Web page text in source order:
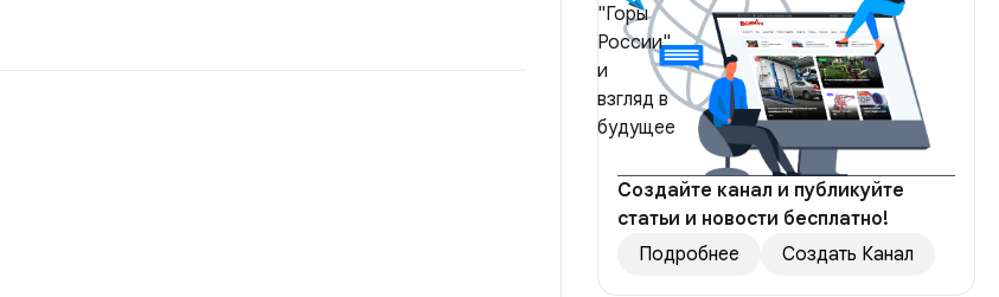
Создайте канал и публикуйте
статьи и новости бесплатно!
Подробнее
Создать Канал